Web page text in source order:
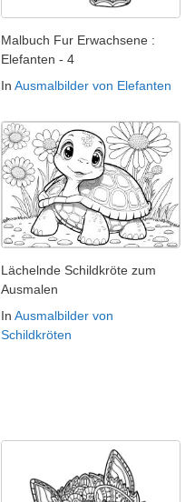
Malbuch Fur Erwachsene :
Elefanten - 4
In Ausmalbilder von Elefanten
Lächelnde Schildkröte zum
Ausmalen
In Ausmalbilder von
Schildkröten